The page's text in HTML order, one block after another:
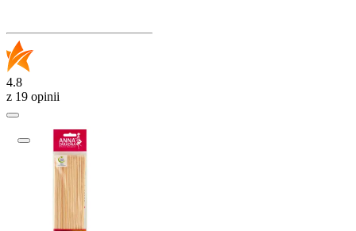
4.8
z 19 opinii